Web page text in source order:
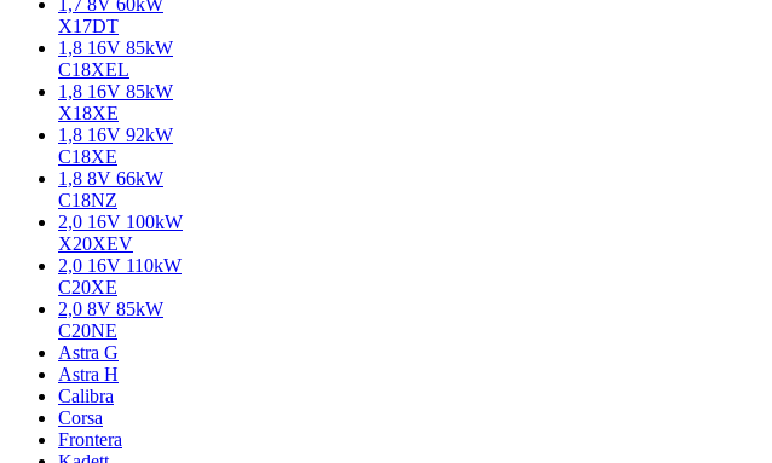
X17DT
1,8 16V 85kW
C18XEL
1,8 16V 85kW
X18XE
1,8 16V 92kW
C18XE
1,8 8V 66kW
C18NZ
2,0 16V 100kW
X20XEV
2,0 16V 110kW
C20XE
2,0 8V 85kW
C20NE
Astra G
Astra H
Calibra
Corsa
Frontera